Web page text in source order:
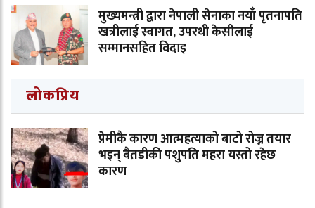
मुख्यमन्त्री द्वारा नेपाली सेनाका नयाँ पृतनापति
खत्रीलाई स्वागत, उपरथी केसीलाई
सम्मानसहित विदाइ
लोकप्रिय
प्रेमीकै कारण आत्महत्याको बाटो रोज्न तयार
भइन् बैतडीकी पशुपति महरा यस्तो रहेछ
कारण